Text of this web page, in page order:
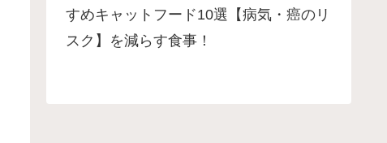
すめキャットフード10選【病気・癌のリ
スク】を減らす食事！